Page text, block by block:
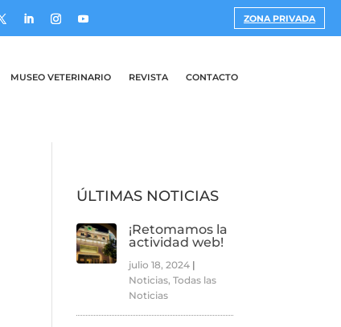
ZONA PRIVADA
MUSEO VETERINARIO REVISTA CONTACTO
ÚLTIMAS NOTICIAS
¡Retomamos la
actividad web!
julio 18, 2024 |
Noticias,Todas las
Noticias